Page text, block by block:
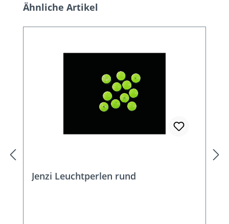
Produktgalerie überspringen
Ähnliche Artikel
Jenzi Leuchtperlen rund